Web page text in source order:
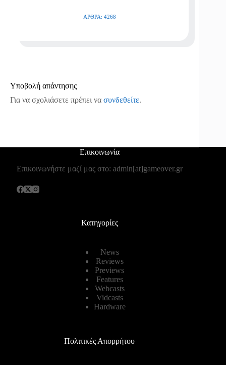
ΆΡΘΡΑ: 4268
Υποβολή απάντησης
Για να σχολιάσετε πρέπει να συνδεθείτε.
Επικοινωνία
Επικοινωνήστε μαζί μας στο: admin[at]gameover.gr
Κατηγορίες
News
Reviews
Previews
Features
Webcasts
Vidcasts
Hardware
Πολιτικές Απορρήτου